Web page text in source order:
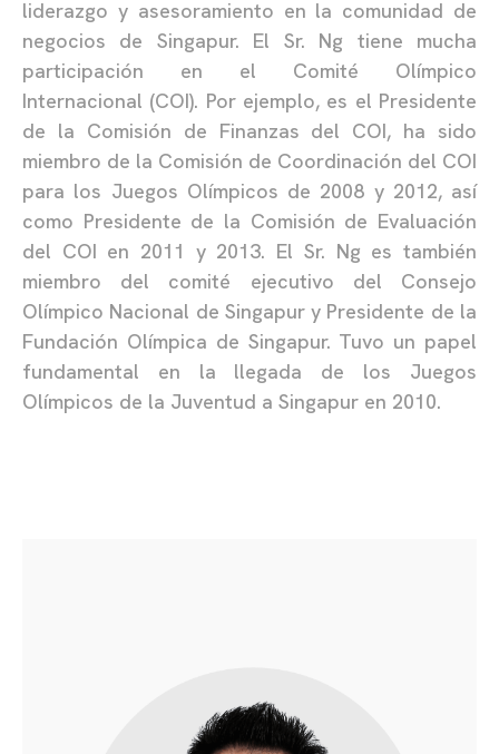
liderazgo y asesoramiento en la comunidad de
negocios de Singapur. El Sr. Ng tiene mucha
participación en el Comité Olímpico
Internacional (COI). Por ejemplo, es el Presidente
de la Comisión de Finanzas del COI, ha sido
miembro de la Comisión de Coordinación del COI
para los Juegos Olímpicos de 2008 y 2012, así
como Presidente de la Comisión de Evaluación
del COI en 2011 y 2013. El Sr. Ng es también
miembro del comité ejecutivo del Consejo
Olímpico Nacional de Singapur y Presidente de la
Fundación Olímpica de Singapur. Tuvo un papel
fundamental en la llegada de los Juegos
Olímpicos de la Juventud a Singapur en 2010.